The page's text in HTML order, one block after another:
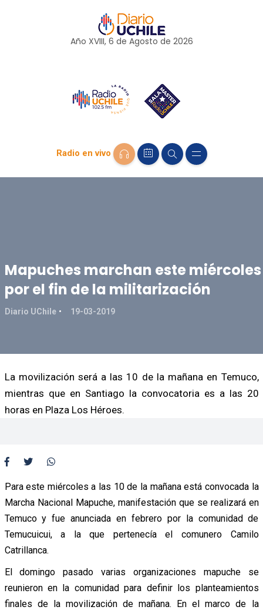
Año XVIII, 6 de Agosto de 2026
Radio en vivo
Mapuches marchan este miércoles
por el fin de la militarización
Diario UChile 19-03-2019
La movilización será a las 10 de la mañana en Temuco,
mientras que en Santiago la convocatoria es a las 20
horas en Plaza Los Héroes.
Para este miércoles a las 10 de la mañana está convocada la
Marcha Nacional Mapuche, manifestación que se realizará en
Temuco y fue anunciada en febrero por la comunidad de
Temucuicui, a la que pertenecía el comunero Camilo
Catrillanca.
El domingo pasado varias organizaciones mapuche se
reunieron en la comunidad para definir los planteamientos
finales de la movilización de mañana. En el marco de la